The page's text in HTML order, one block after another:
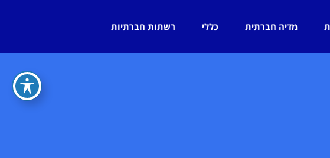
מדיה חברתית כללי רשתות חברתיות